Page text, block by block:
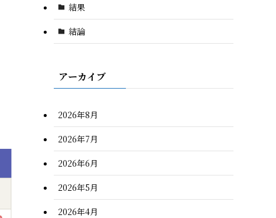
結果
結論
アーカイブ
2026年8月
2026年7月
2026年6月
2026年5月
2026年4月